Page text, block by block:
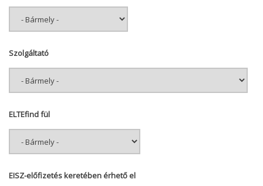
Szolgáltató
ELTEfind fül
EISZ-előfizetés keretében érhető el